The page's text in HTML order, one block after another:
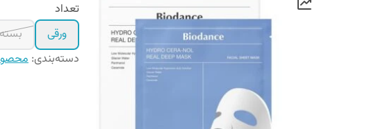
تعداد
ورقی
بسته 4
دسته‌بندی: